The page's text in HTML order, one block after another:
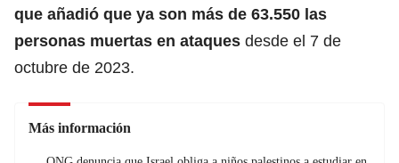
que añadió que ya son más de 63.550 las
personas muertas en ataques desde el 7 de
octubre de 2023.
Más información